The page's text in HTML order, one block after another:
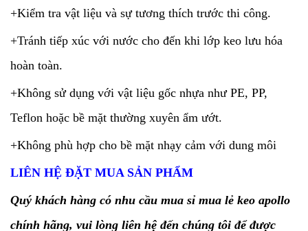
+Kiểm tra vật liệu và sự tương thích trước thi công.
+Tránh tiếp xúc với nước cho đến khi lớp keo lưu hóa
hoàn toàn.
+Không sử dụng với vật liệu gốc nhựa như PE, PP,
Teflon hoặc bề mặt thường xuyên ẩm ướt.
+Không phù hợp cho bề mặt nhạy cảm với dung môi
LIÊN HỆ ĐẶT MUA SẢN PHẨM
Quý khách hàng có nhu cầu mua sỉ mua lẻ keo apollo
chính hãng, vui lòng liên hệ đến chúng tôi để được